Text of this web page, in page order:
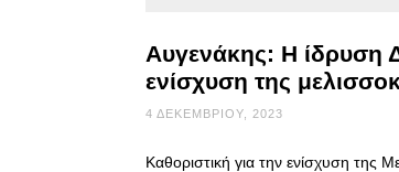
Αυγενάκης: Η ίδρυση
ενίσχυση της
4 ΔΕΚΕΜΒΡΊΟΥ, 2023
Καθοριστική για την ενίσχυση της